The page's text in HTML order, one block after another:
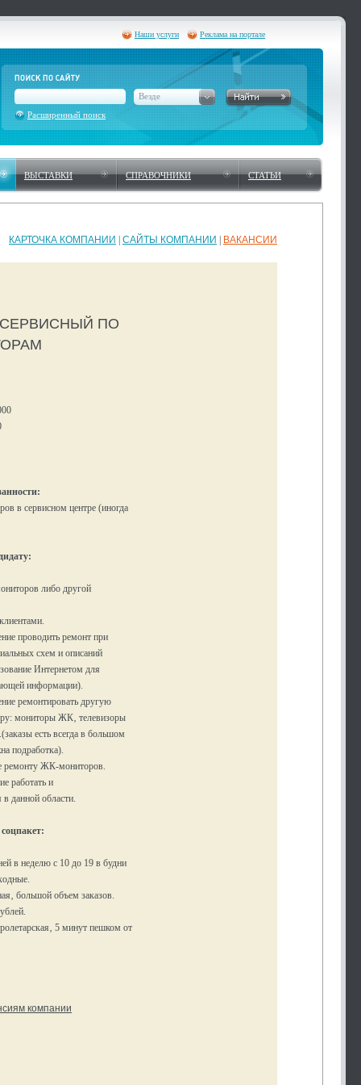
Наши услуги Реклама на портале
Везде
Расширенный поиск
ВЫСТАВКИ СПРАВОЧНИКИ СТАТЬИ
КАРТОЧКА КОМПАНИИ САЙТЫ КОМПАНИИ ВАКАНСИИ
ПО
в сервисном центре (иногда
либо другой
проводить ремонт при
схем и описаний
Интернетом для
информации).
ремонтировать другую
мониторы ЖК‚ телевизоры
есть всегда в большом
подработка).
ремонту ЖК-мониторов.
работать и
в данной области.
в неделю с 10 до 19 в будни
большой объем заказов.
5 минут пешком от
компании